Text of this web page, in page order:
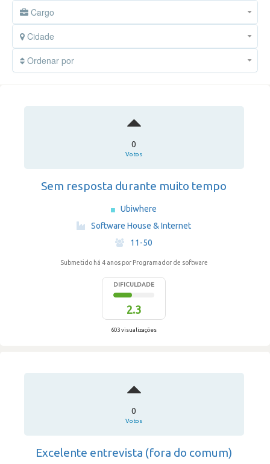
Cargo
Cidade
Ordenar por
0
Votos
Sem resposta durante muito tempo
Ubiwhere
Software House & Internet
·
11-50
Submetido há 4 anos por Programador de software
DIFICULDADE
2.3
603 visualizações
0
Votos
Excelente entrevista (fora do comum)